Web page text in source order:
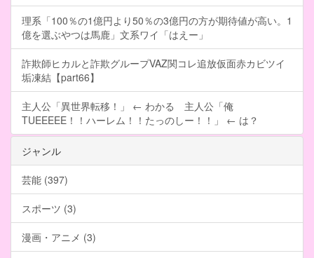
理系「100％の1億円より50％の3億円の方が期待値が高い。1
億を選ぶやつは馬鹿」文系ワイ「はえー」
詐欺師ヒカルと詐欺グループVAZ関コレ追放仮面赤カビツイ
垢凍結【part66】
主人公「異世界転移！」 ← わかる 主人公「俺
TUEEEEE！！ハーレム！！たっのしー！！」 ← は？
ジャンル
芸能 (397)
スポーツ (3)
漫画・アニメ (3)